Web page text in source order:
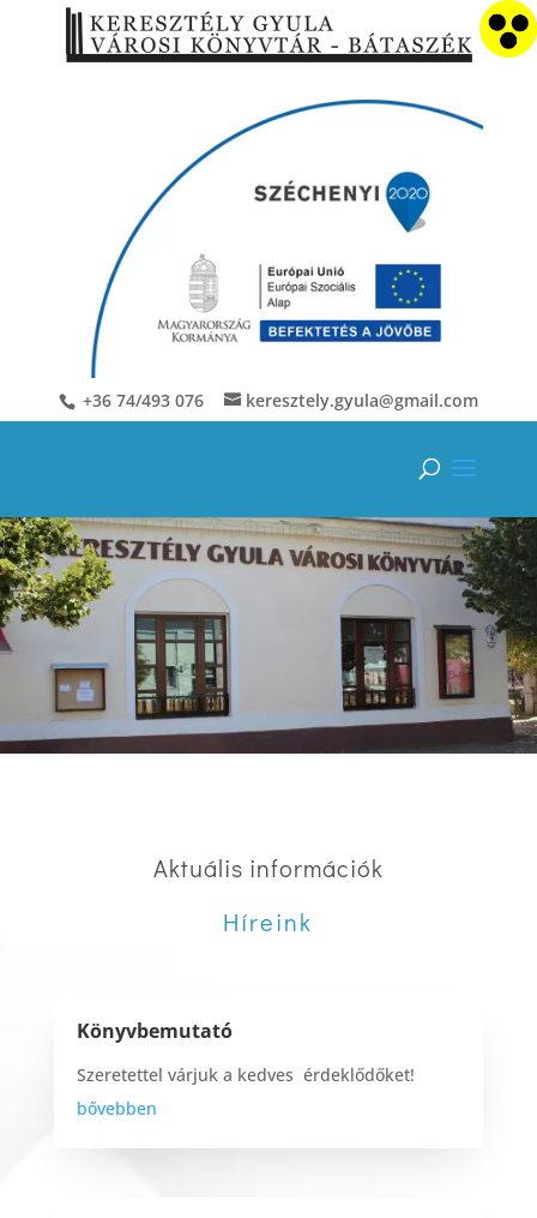
+36 74/493 076 keresztely.gyula@gmail.com
Aktuális információk
Híreink
Könyvbemutató
Szeretettel várjuk a kedves érdeklődőket!
bővebben